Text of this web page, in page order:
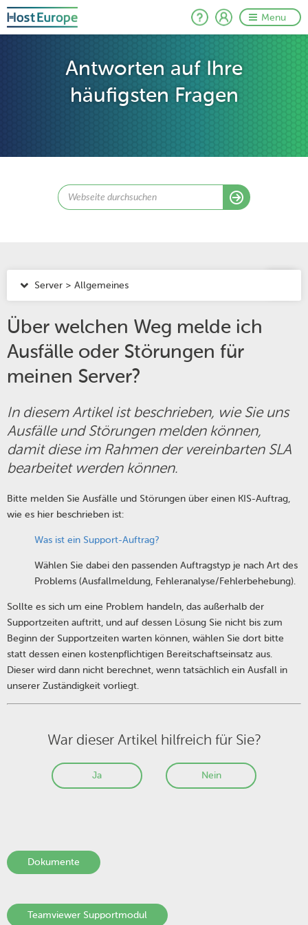
Menu
Antworten auf Ihre
häufigsten Fragen
Server > Allgemeines
Über welchen Weg melde ich
Ausfälle oder Störungen für
meinen Server?
In diesem Artikel ist beschrieben, wie Sie uns
Ausfälle und Störungen melden können,
damit diese im Rahmen der vereinbarten SLA
bearbeitet werden können.
Bitte melden Sie Ausfälle und Störungen über einen KIS-Auftrag,
wie es hier beschrieben ist:
Was ist ein Support-Auftrag?
Wählen Sie dabei den passenden Auftragstyp je nach Art des
Problems (Ausfallmeldung, Fehleranalyse/Fehlerbehebung).
Sollte es sich um eine Problem handeln, das außerhalb der
Supportzeiten auftritt, und auf dessen Lösung Sie nicht bis zum
Beginn der Supportzeiten warten können, wählen Sie dort bitte
statt dessen einen kostenpflichtigen Bereitschaftseinsatz aus.
Dieser wird dann nicht berechnet, wenn tatsächlich ein Ausfall in
unserer Zuständigkeit vorliegt.
War dieser Artikel hilfreich für Sie?
Ja Nein
Dokumente
Teamviewer Supportmodul